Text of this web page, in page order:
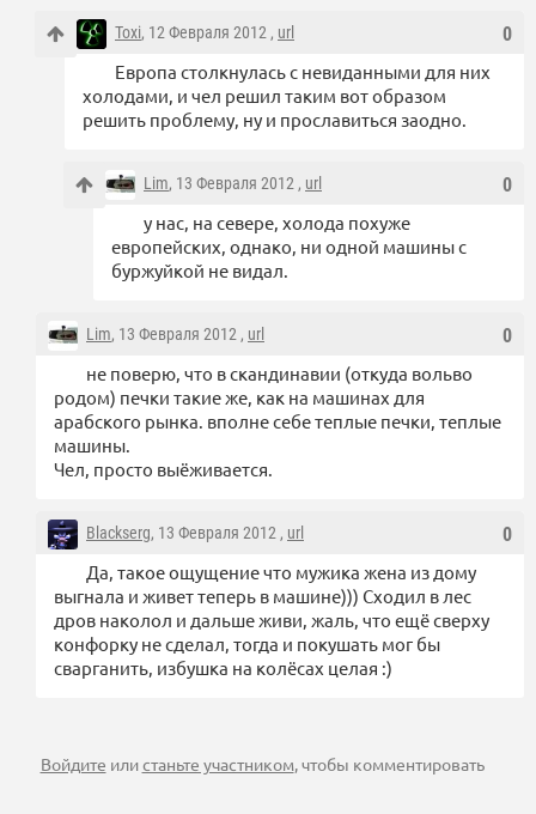
0
Toxi, 12 Февраля 2012 , url
Европа столкнулась с невиданными для них
холодами, и чел решил таким вот образом
решить проблему, ну и прославиться заодно.
0
Lim, 13 Февраля 2012 , url
у нас, на севере, холода похуже
европейских, однако, ни одной машины с
буржуйкой не видал.
0
Lim, 13 Февраля 2012 , url
не поверю, что в скандинавии (откуда вольво
родом) печки такие же, как на машинах для
арабского рынка. вполне себе теплые печки, теплые
машины.
Чел, просто выёживается.
0
Blackserg, 13 Февраля 2012 , url
Да, такое ощущение что мужика жена из дому
выгнала и живет теперь в машине))) Сходил в лес
дров наколол и дальше живи, жаль, что ещё сверху
конфорку не сделал, тогда и покушать мог бы
сварганить, избушка на колёсах целая :)
Войдите илистаньте участником, чтобы комментировать